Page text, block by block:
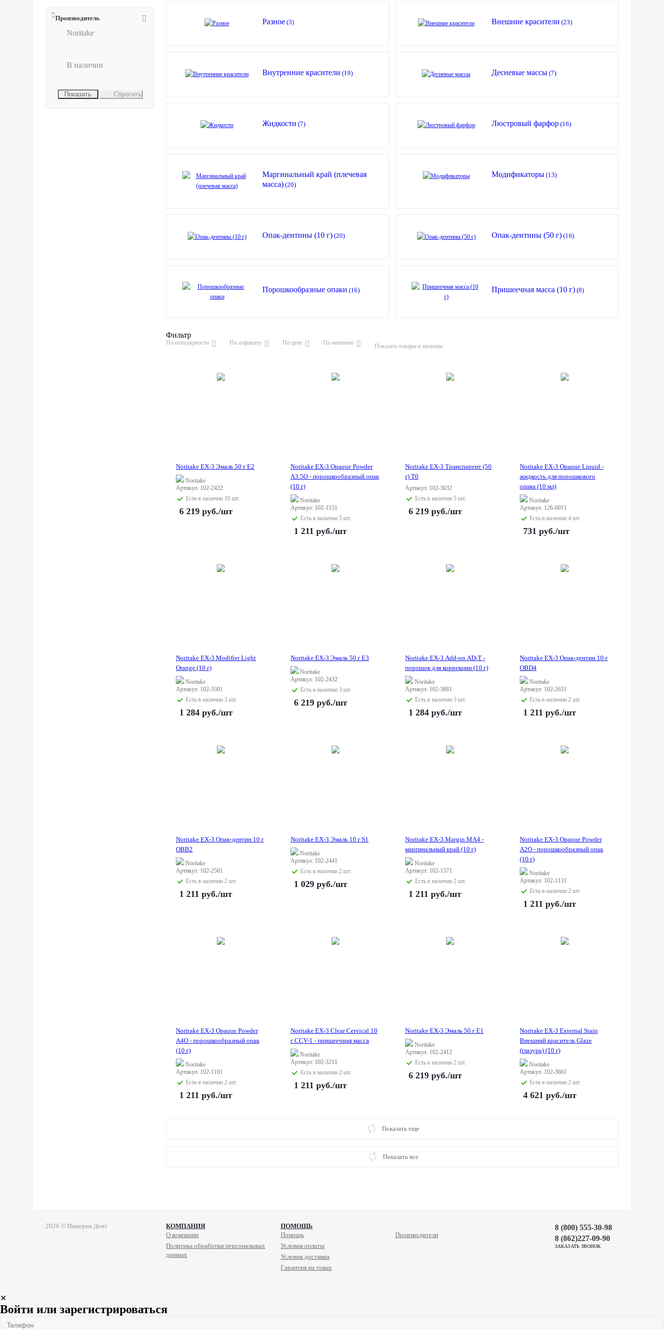
Производитель
Noritake
В наличии
Сбросить
Разное (3) Внешние красители (23)
Внутренние красители (19) Десневые массы (7)
Жидкости (7) Люстровый фарфор (16)
Маргинальный край (плечевая
масса) (20)
Модификаторы (13)
Опак-дентины (10 г) (20) Опак-дентины (50 г) (16)
Порошкообразные опаки (16) Пришеечная масса (10 г) (8)
Фильтр
По популярности По алфавиту По цене По наличию Показать товары в наличии
Noritake EX-3 Эмаль 50 г E2
Noritake
Артикул: 102-2422
Есть в наличии 10 шт.
6 219 руб./шт
Noritake EX-3 Opaque Powder
A3.5O - порошкообразный опак
(10 г)
Noritake
Артикул: 102-1151
Есть в наличии 5 шт.
1 211 руб./шт
Noritake EX-3 Транспарент (50
г) T0
Артикул: 102-3032
Есть в наличии 5 шт.
6 219 руб./шт
Noritake EX-3 Opaque Liquid -
жидкость для порошкового
опака (10 мл)
Noritake
Артикул: 126-0011
Есть в наличии 4 шт.
731 руб./шт
Noritake EX-3 Modifier Light
Orange (10 г)
Noritake
Артикул: 102-3301
Есть в наличии 3 шт.
1 284 руб./шт
Noritake EX-3 Эмаль 50 г E3
Noritake
Артикул: 102-2432
Есть в наличии 3 шт.
6 219 руб./шт
Noritake EX-3 Add-on AD-T -
порошок для коррекции (10 г)
Noritake
Артикул: 102-3881
Есть в наличии 3 шт.
1 284 руб./шт
Noritake EX-3 Опак-дентин 10 г
OBD4
Noritake
Артикул: 102-2651
Есть в наличии 2 шт.
1 211 руб./шт
Noritake EX-3 Опак-дентин 10 г
OBB2
Noritake
Артикул: 102-2561
Есть в наличии 2 шт.
1 211 руб./шт
Noritake EX-3 Эмаль 10 г S1
Noritake
Артикул: 102-2441
Есть в наличии 2 шт.
1 029 руб./шт
Noritake EX-3 Margin MA4 -
маргинальный край (10 г)
Noritake
Артикул: 102-1571
Есть в наличии 2 шт.
1 211 руб./шт
Noritake EX-3 Opaque Powder
A2O - порошкообразный опак
(10 г)
Noritake
Артикул: 102-1131
Есть в наличии 2 шт.
1 211 руб./шт
Noritake EX-3 Opaque Powder
A4O - порошкообразный опак
(10 г)
Noritake
Артикул: 102-1161
Есть в наличии 2 шт.
1 211 руб./шт
Noritake EX-3 Clear Cervical 10
г CCV-1 - пришеечная масса
Noritake
Артикул: 102-3211
Есть в наличии 2 шт.
1 211 руб./шт
Noritake EX-3 Эмаль 50 г E1
Noritake
Артикул: 102-2412
Есть в наличии 2 шт.
6 219 руб./шт
Noritake EX-3 External Stain
Внешний краситель Glaze
(глазурь) (10 г)
Noritake
Артикул: 102-3661
Есть в наличии 2 шт.
4 621 руб./шт
Показать еще
Показать все
2026 © Империя Дент КОМПАНИЯ
ПОМОЩЬ
О компании
Политика обработки персональных
данных
Помощь
Условия оплаты
Условия доставки
Гарантия на товар
Производители
8 (800) 555-30-98
8 (862)227-09-90
ЗАКАЗАТЬ ЗВОНОК
✕
Войти или зарегистрироваться